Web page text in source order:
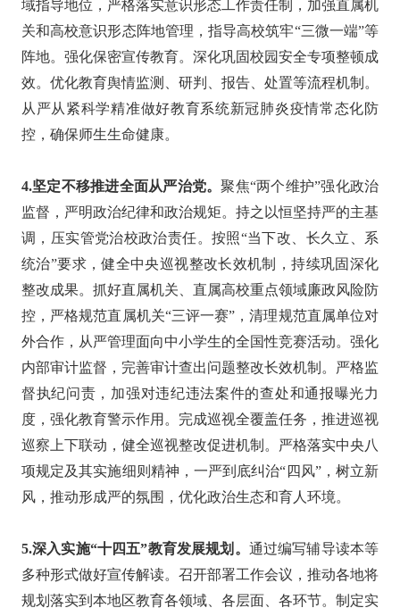
域指导地位，严格落实意识形态工作责任制，加强直属机
关和高校意识形态阵地管理，指导高校筑牢“三微一端”等
阵地。强化保密宣传教育。深化巩固校园安全专项整顿成
效。优化教育舆情监测、研判、报告、处置等流程机制。
从严从紧科学精准做好教育系统新冠肺炎疫情常态化防
控，确保师生生命健康。
4.坚定不移推进全面从严治党。聚焦“两个维护”强化政治
监督，严明政治纪律和政治规矩。持之以恒坚持严的主基
调，压实管党治校政治责任。按照“当下改、长久立、系
统治”要求，健全中央巡视整改长效机制，持续巩固深化
整改成果。抓好直属机关、直属高校重点领域廉政风险防
控，严格规范直属机关“三评一赛”，清理规范直属单位对
外合作，从严管理面向中小学生的全国性竞赛活动。强化
内部审计监督，完善审计查出问题整改长效机制。严格监
督执纪问责，加强对违纪违法案件的查处和通报曝光力
度，强化教育警示作用。完成巡视全覆盖任务，推进巡视
巡察上下联动，健全巡视整改促进机制。严格落实中央八
项规定及其实施细则精神，一严到底纠治“四风”，树立新
风，推动形成严的氛围，优化政治生态和育人环境。
5.深入实施“十四五”教育发展规划。 通过编写辅导读本等
多种形式做好宣传解读。召开部署工作会议，推动各地将
规划落实到本地区教育各领域、各层面、各环节。制定实